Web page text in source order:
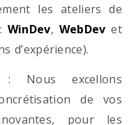
les ateliers de
: WinDev, WebDev et
d’expérience).
excellons
de vos
pour les